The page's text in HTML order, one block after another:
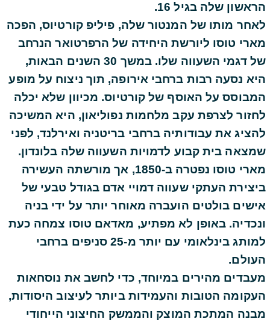
הראשון שלה בגיל 16.
לאחר מותו של המנטור שלה, פיליפ קורטיוס, הפכה
מארי טוסו ליורשת היחידה של הרפרטואר הנרחב
של דגמי השעווה שלו. במשך 30 השנים הבאות,
היא נסעה רבות ברחבי אירופה, תוך ניצוח על מופע
המבוסס על האוסף של קורטיוס. מכיוון שלא יכלה
לחזור לצרפת עקב מלחמות נפוליאון, היא המשיכה
להציג את עבודותיה ברחבי בריטניה ואירלנד, לפני
שמצאה בית קבוע לדמויות השעווה שלה בלונדון.
מארי טוסו נפטרה ב-1850, אך מורשתה העשירה
ביצירת העתקי שעווה דמויי אדם בגודל טבעי של
אישים בולטים הועברה מאוחר יותר על ידי בניה
ונכדיה. באופן לא מפתיע, מאדאם טוסו צמחה כעת
למותג בינלאומי עם יותר מ-25 סניפים ברחבי
העולם.
מעבדים מהירים במיוחד, כדי לחשב את נוסחאות
העקומה הטובות והעמידות ביותר לעיצוב היסודות,
מבנה המתכת המוצק והממשק החיצוני הייחודי